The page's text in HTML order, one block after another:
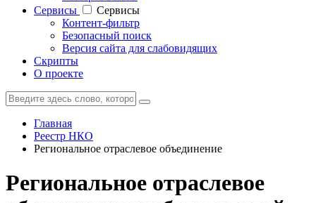
Cервисы
Cервисы
Контент-фильтр
Безопасный поиск
Версия сайта для слабовидящих
Скрипты
О проекте
Главная
Реестр НКО
Региональное отраслевое объединение
Региональное отраслевое